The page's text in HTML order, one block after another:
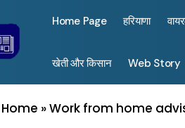
Home Page हरियाणा
खेती और किसान Web Story
Home »Work from home